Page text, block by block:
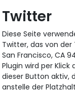
Twitter
Diese Seite
Twitter, das von der
San Francisco, CA
Plugin wird per
dieser Button aktiv,
anstelle der